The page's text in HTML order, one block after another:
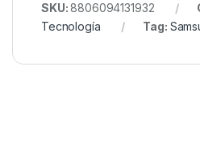
SKU:8806094131932
Tecnología
Tag: